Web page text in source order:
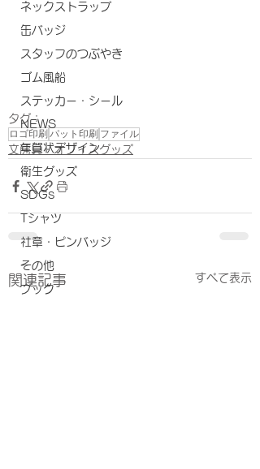
ネックストラップ
缶バッジ
スタッフのつぶやき
ゴム風船
ステッカー・シール
NEWS
年賀状デザイン
衛生グッズ
SDGs
Tシャツ
社章・ピンバッジ
その他
ブック
タグ：
ロゴ印刷 パット印刷 ファイル
文房具・オフィスグッズ
関連記事 すべて表示